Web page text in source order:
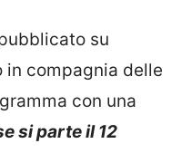
su
in compagnia delle
con una
si parte il 12